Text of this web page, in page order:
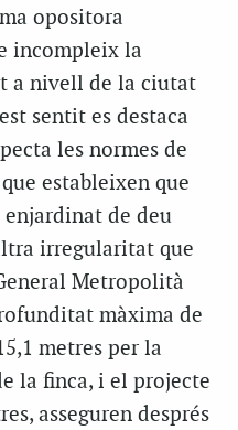
opositora
incompleix la
a nivell de la ciutat
sentit es destaca
les normes de
estableixen que
de deu
irregularitat que
Metropolità
màxima de
metres per la
la finca, i el projecte
asseguren després